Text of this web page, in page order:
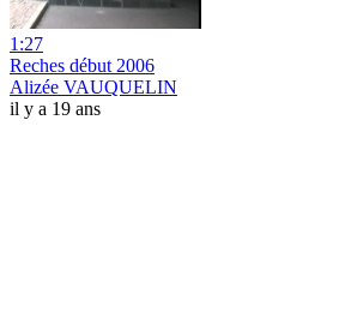
1:27
Reches début 2006
Alizée VAUQUELIN
il y a 19 ans